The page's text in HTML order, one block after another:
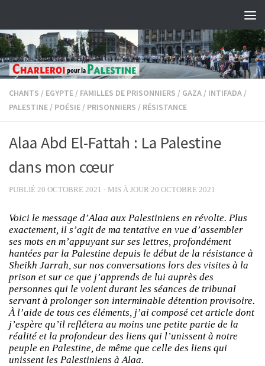
CHANTS / EGYPTE / FAMILLES DE PRISONNIERS / GAZA / INTIFADA /
PALESTINE / POÉSIE / PRISONNIERS / RÉSISTANCE
Alaa Abd El-Fattah : La Palestine
dans mon cœur
PUBLIÉ 20 OCTOBRE 2021 · MIS À JOUR 20 OCTOBRE 2021
Voici le message d’Alaa aux Palestiniens en révolte. Plus
exactement, il s’agit de ma tentative en vue d’assembler
ses mots en m’appuyant sur ses lettres, profondément
hantées par la Palestine depuis le début de la résistance à
Sheikh Jarrah, sur nos conversations lors des visites à la
prison et sur ce que j’apprends de lui auprès des
personnes qui le voient durant les séances de tribunal
servant à prolonger son interminable détention provisoire.
À l’aide de tous ces éléments, j’ai composé cet article dont
j’espère qu’il reflétera au moins une petite partie de la
réalité et la profondeur des liens qui l’unissent à notre
peuple en Palestine, de même que celle des liens qui
unissent les Palestiniens à Alaa.